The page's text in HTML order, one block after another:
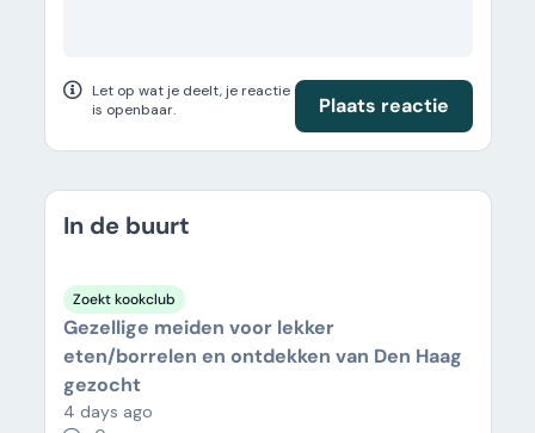
Let op wat je deelt, je reactie
is openbaar.
Plaats reactie
In de buurt
Zoekt kookclub
Gezellige meiden voor lekker
eten/borrelen en ontdekken van Den Haag
gezocht
4 days ago